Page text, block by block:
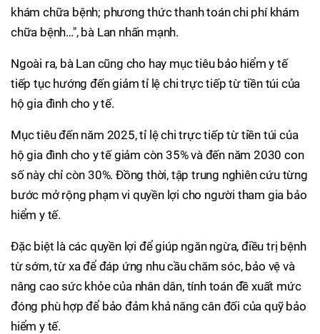
khám chữa bệnh; phương thức thanh toán chi phí khám
chữa bệnh…", bà Lan nhấn mạnh.
Ngoài ra, bà Lan cũng cho hay mục tiêu bảo hiểm y tế
tiếp tục hướng đến giảm tỉ lệ chi trực tiếp từ tiền túi của
hộ gia đình cho y tế.
Mục tiêu đến năm 2025, tỉ lệ chi trực tiếp từ tiền túi của
hộ gia đình cho y tế giảm còn 35% và đến năm 2030 con
số này chỉ còn 30%. Đồng thời, tập trung nghiên cứu từng
bước mở rộng phạm vi quyền lợi cho người tham gia bảo
hiểm y tế.
Đặc biệt là các quyền lợi để giúp ngăn ngừa, điều trị bệnh
từ sớm, từ xa để đáp ứng nhu cầu chăm sóc, bảo vệ và
nâng cao sức khỏe của nhân dân, tính toán đề xuất mức
đóng phù hợp để bảo đảm khả năng cân đối của quỹ bảo
hiểm y tế.